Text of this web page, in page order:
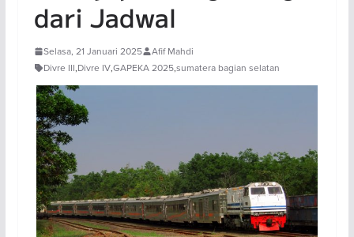
dari Jadwal
Selasa, 21 Januari 2025
Afif Mahdi
Divre III,Divre IV,GAPEKA 2025,sumatera bagian selatan